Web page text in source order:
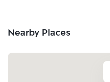
Nearby Places